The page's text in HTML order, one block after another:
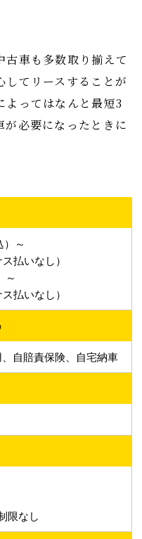
古車も多数取り揃えて
てリースすることが
よってはなんと最短3
必要になったときに
～
払いなし）
～
払いなし）
自賠責保険、自宅納車
限なし